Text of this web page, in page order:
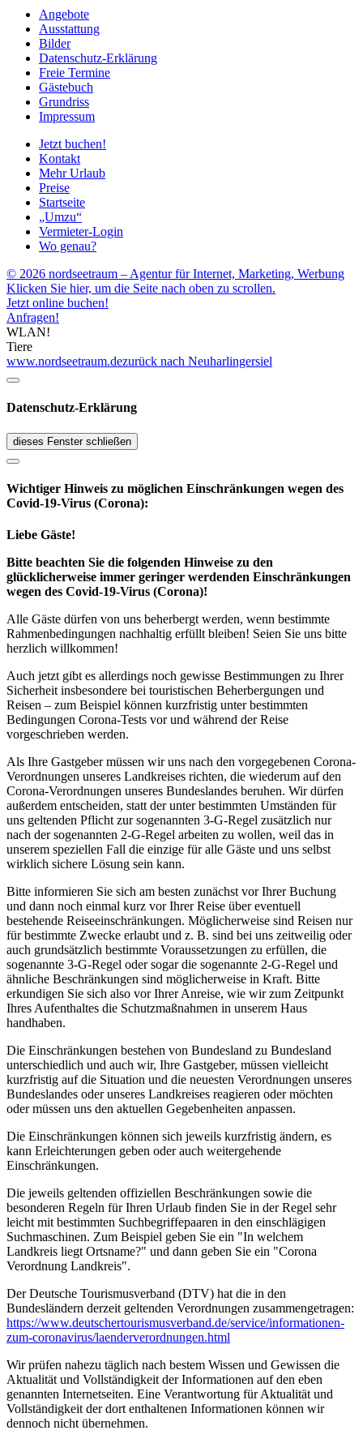
Angebote
Ausstattung
Bilder
Datenschutz-Erklärung
Freie Termine
Gästebuch
Grundriss
Impressum
Jetzt buchen!
Kontakt
Mehr Urlaub
Preise
Startseite
„Umzu“
Vermieter-Login
Wo genau?
© 2026 nordseetraum – Agentur für Internet, Marketing, Werbung
Klicken Sie hier, um die Seite nach oben zu scrollen.
Jetzt online buchen!
Anfragen!
WLAN!
Tiere
www.nordseetraum.dezurück nach Neuharlingersiel
Datenschutz-Erklärung
dieses Fenster schließen
Wichtiger Hinweis zu möglichen Ein­schränk­ungen wegen des
Covid-19-Virus (Corona):
Liebe Gäste!
Bitte beachten Sie die folgenden Hinweise zu den
glücklicherweise immer geringer werdenden Einschränkungen
wegen des Covid-19-Virus (Corona)!
Alle Gäste dürfen von uns beherbergt werden, wenn bestimmte
Rahmenbedingungen nachhaltig erfüllt bleiben! Seien Sie uns bitte
herzlich willkommen!
Auch jetzt gibt es allerdings noch gewisse Bestimmungen zu Ihrer
Sicherheit insbesondere bei touristischen Beherbergungen und
Reisen – zum Beispiel können kurzfristig unter bestimmten
Bedingungen Corona-Tests vor und während der Reise
vorgeschrieben werden.
Als Ihre Gastgeber müssen wir uns nach den vorgegebenen Corona-
Verordnungen unseres Landkreises richten, die wiederum auf den
Corona-Verordnungen unseres Bundeslandes beruhen. Wir dürfen
außerdem entscheiden, statt der unter bestimmten Umständen für
uns geltenden Pflicht zur sogenannten 3-G-Regel zusätzlich nur
nach der sogenannten 2-G-Regel arbeiten zu wollen, weil das in
unserem speziellen Fall die einzige für alle Gäste und uns selbst
wirklich sichere Lösung sein kann.
Bitte informieren Sie sich am besten zunächst vor Ihrer Buchung
und dann noch einmal kurz vor Ihrer Reise über eventuell
bestehende Reiseeinschränkungen. Möglicherweise sind Reisen nur
für bestimmte Zwecke erlaubt und z. B. sind bei uns zeitweilig oder
auch grundsätzlich bestimmte Voraussetzungen zu erfüllen, die
sogenannte 3-G-Regel oder sogar die sogenannte 2-G-Regel und
ähnliche Beschränkungen sind möglicherweise in Kraft. Bitte
erkundigen Sie sich also vor Ihrer Anreise, wie wir zum Zeitpunkt
Ihres Aufenthaltes die Schutzmaßnahmen in unserem Haus
handhaben.
Die Einschränkungen bestehen von Bundesland zu Bundesland
unterschiedlich und auch wir, Ihre Gastgeber, müssen vielleicht
kurzfristig auf die Situation und die neuesten Verordnungen unseres
Bundeslandes oder unseres Landkreises reagieren oder möchten
oder müssen uns den aktuellen Gegebenheiten anpassen.
Die Einschränkungen können sich jeweils kurzfristig ändern, es
kann Erleichterungen geben oder auch weitergehende
Einschränkungen.
Die jeweils geltenden offiziellen Beschränkungen sowie die
besonderen Regeln für Ihren Urlaub finden Sie in der Regel sehr
leicht mit bestimmten Suchbegriffepaaren in den einschlägigen
Suchmaschinen. Zum Beispiel geben Sie ein "In welchem
Landkreis liegt Ortsname?" und dann geben Sie ein "Corona
Verordnung Landkreis".
Der Deutsche Tourismusverband (DTV) hat die in den
Bundesländern derzeit geltenden Verordnungen zusammengetragen:
https://www.deutscher­tourismusverband.de/­service/­informationen-
zum-coronavirus/­laenderverordnungen.html
Wir prüfen nahezu täglich nach bestem Wissen und Gewissen die
Aktualität und Vollständigkeit der Informationen auf den eben
genannten Internetseiten. Eine Verantwortung für Aktualität und
Vollständigkeit der dort enthaltenen Informationen können wir
dennoch nicht übernehmen.